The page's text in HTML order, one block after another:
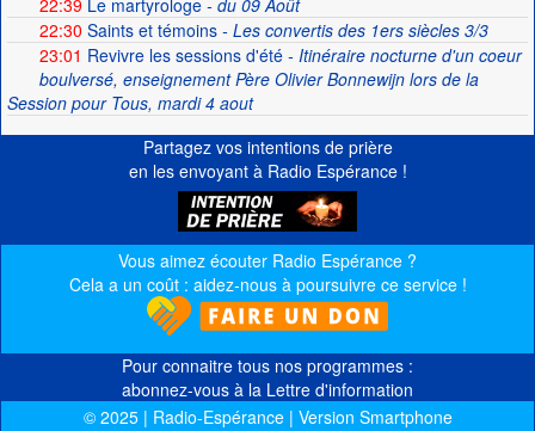
22:39Le martyrologe- du 09 Août
22:30 Saints et témoins- Les convertis des 1ers siècles 3/3
23:01 Revivre les sessions d'été- Itinéraire nocturne d'un coeur
boulversé, enseignement Père Olivier Bonnewijn lors de la
Session pour Tous, mardi 4 aout
Partagez vos intentions de prière
en les envoyant à Radio Espérance !
Vous aimez écouter Radio Espérance ?
Cela a un coût : aidez-nous à poursuivre ce service !
Pour connaitre tous nos programmes :
abonnez-vous à la Lettre d'information
© 2025 | Radio-Espérance | Version Smartphone